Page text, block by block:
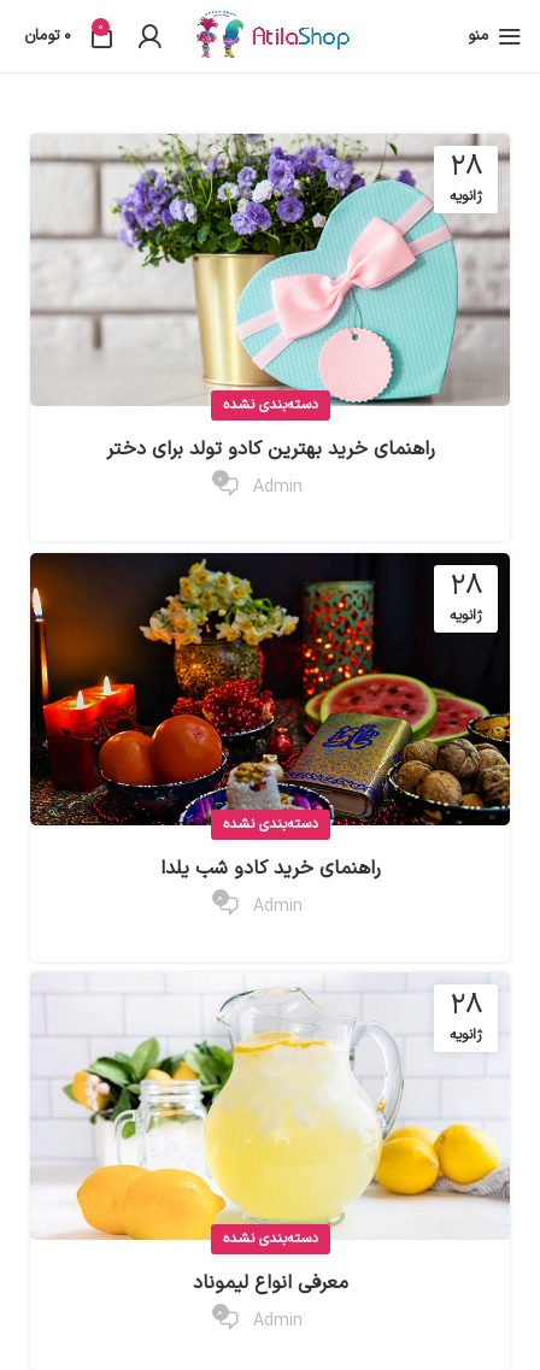
منو 0
0 تومان
28
ژانویه
دسته‌بندی نشده
راهنمای خرید بهترین کادو تولد برای دختر
Admin
0
28
ژانویه
دسته‌بندی نشده
راهنمای خرید کادو شب یلدا
Admin
0
28
ژانویه
دسته‌بندی نشده
معرفی انواع لیموناد
Admin
0